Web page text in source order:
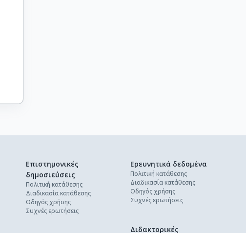
Επιστημονικές
δημοσιεύσεις
Πολιτική κατάθεσης
Διαδικασία κατάθεσης
Οδηγός χρήσης
Συχνές ερωτήσεις
Ερευνητικά δεδομένα
Πολιτική κατάθεσης
Διαδικασία κατάθεσης
Οδηγός χρήσης
Συχνές ερωτήσεις
Διδακτορικές